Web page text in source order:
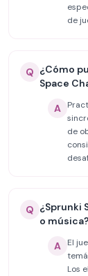
de
Q ¿Cómo
Space
A
de
Q ¿Sprunki
o música?
A
El
Los